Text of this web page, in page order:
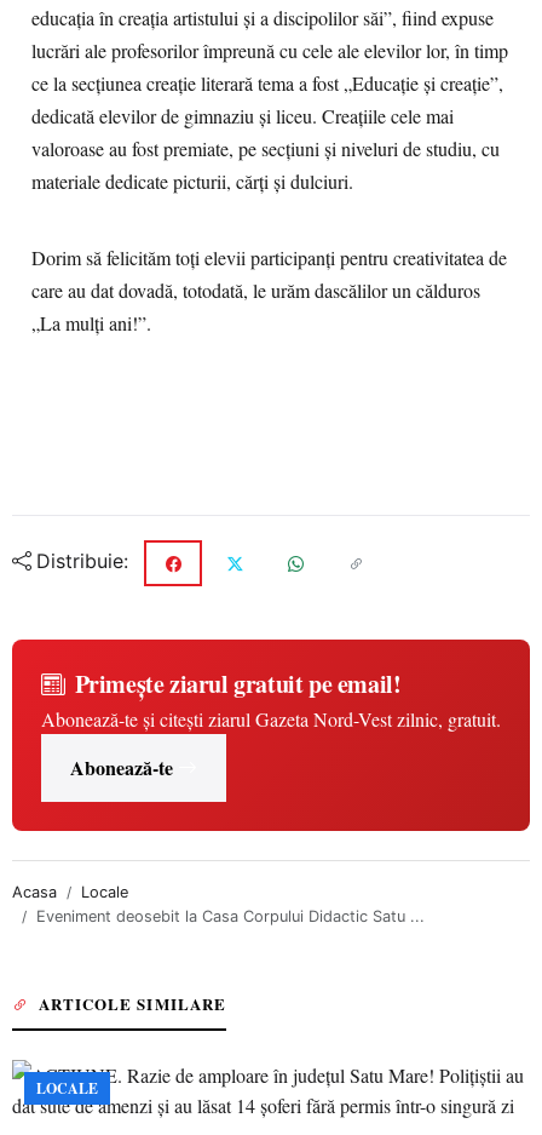
educația în creația artistului și a discipolilor săi”, fiind expuse
lucrări ale profesorilor împreună cu cele ale elevilor lor, în timp
ce la secțiunea creație literară tema a fost „Educație și creație”,
dedicată elevilor de gimnaziu și liceu. Creațiile cele mai
valoroase au fost premiate, pe secțiuni și niveluri de studiu, cu
materiale dedicate picturii, cărți și dulciuri.
Dorim să felicităm toți elevii participanți pentru creativitatea de
care au dat dovadă, totodată, le urăm dascălilor un călduros
„La mulți ani!”.
Distribuie:
Primește ziarul gratuit pe email!
Abonează-te și citești ziarul Gazeta Nord-Vest zilnic, gratuit.
Abonează-te
Acasa
Locale
Eveniment deosebit la Casa Corpului Didactic Satu ...
ARTICOLE SIMILARE
LOCALE